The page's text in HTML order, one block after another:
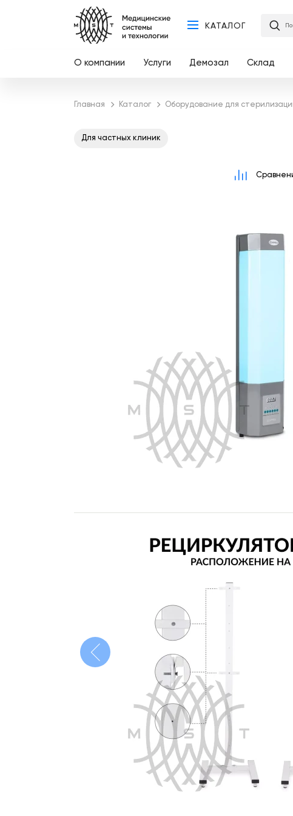
КАТАЛОГ
О компании Услуги Демозал Склад
Главная Каталог Оборудование для
Для частных клиник